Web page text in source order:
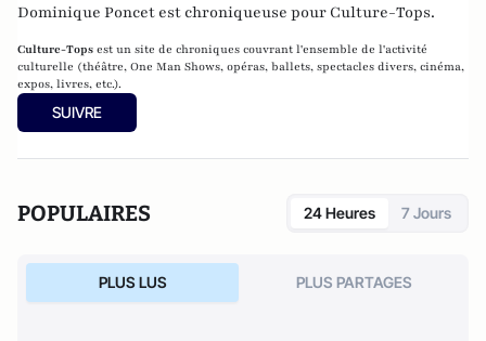
Dominique Poncet est chroniqueuse pour Culture-Tops.
Culture-Tops est un site de chroniques couvrant l'ensemble de l'activité
culturelle (théâtre, One Man Shows, opéras, ballets, spectacles divers, cinéma,
expos, livres, etc.).
SUIVRE
POPULAIRES 24 Heures 7 Jours
PLUS LUS PLUS PARTAGES